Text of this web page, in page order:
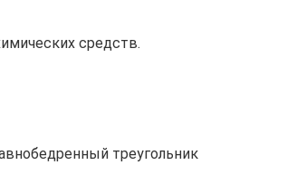
средств.
треугольник